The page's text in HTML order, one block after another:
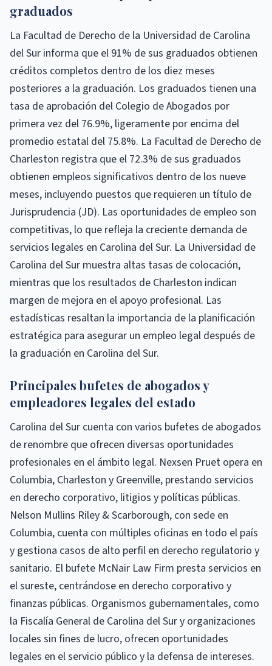
graduados
La Facultad de Derecho de la Universidad de Carolina
del Sur informa que el 91% de sus graduados obtienen
créditos completos dentro de los diez meses
posteriores a la graduación. Los graduados tienen una
tasa de aprobación del Colegio de Abogados por
primera vez del 76.9%, ligeramente por encima del
promedio estatal del 75.8%. La Facultad de Derecho de
Charleston registra que el 72.3% de sus graduados
obtienen empleos significativos dentro de los nueve
meses, incluyendo puestos que requieren un título de
Jurisprudencia (JD). Las oportunidades de empleo son
competitivas, lo que refleja la creciente demanda de
servicios legales en Carolina del Sur. La Universidad de
Carolina del Sur muestra altas tasas de colocación,
mientras que los resultados de Charleston indican
margen de mejora en el apoyo profesional. Las
estadísticas resaltan la importancia de la planificación
estratégica para asegurar un empleo legal después de
la graduación en Carolina del Sur.
Principales bufetes de abogados y
empleadores legales del estado
Carolina del Sur cuenta con varios bufetes de abogados
de renombre que ofrecen diversas oportunidades
profesionales en el ámbito legal. Nexsen Pruet opera en
Columbia, Charleston y Greenville, prestando servicios
en derecho corporativo, litigios y políticas públicas.
Nelson Mullins Riley & Scarborough, con sede en
Columbia, cuenta con múltiples oficinas en todo el país
y gestiona casos de alto perfil en derecho regulatorio y
sanitario. El bufete McNair Law Firm presta servicios en
el sureste, centrándose en derecho corporativo y
finanzas públicas. Organismos gubernamentales, como
la Fiscalía General de Carolina del Sur y organizaciones
locales sin fines de lucro, ofrecen oportunidades
legales en el servicio público y la defensa de intereses.